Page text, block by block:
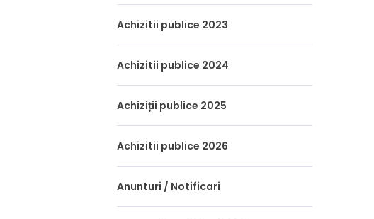
Achizitii publice 2023
Achizitii publice 2024
Achiziții publice 2025
Achizitii publice 2026
Anunturi / Notificari